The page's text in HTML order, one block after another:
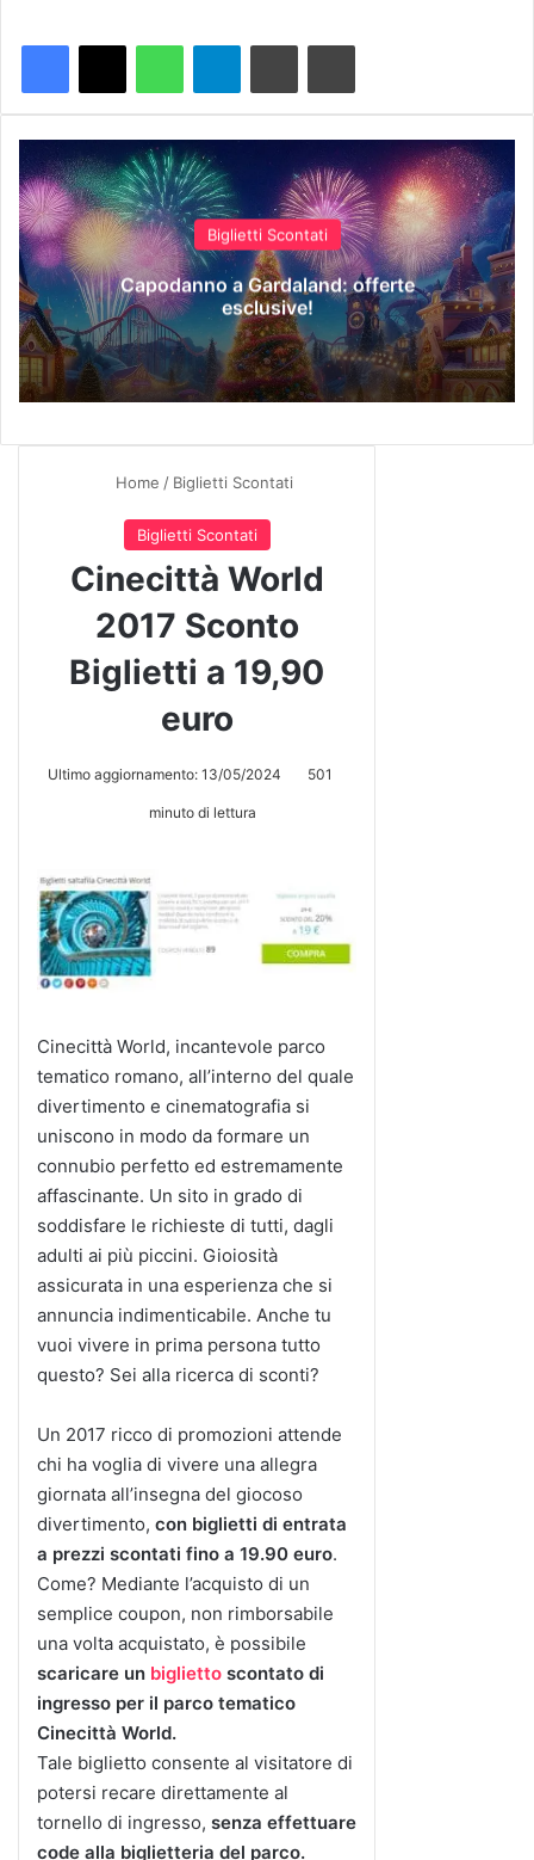
Biglietti Scontati
Capodanno a Gardaland: offerte
esclusive!